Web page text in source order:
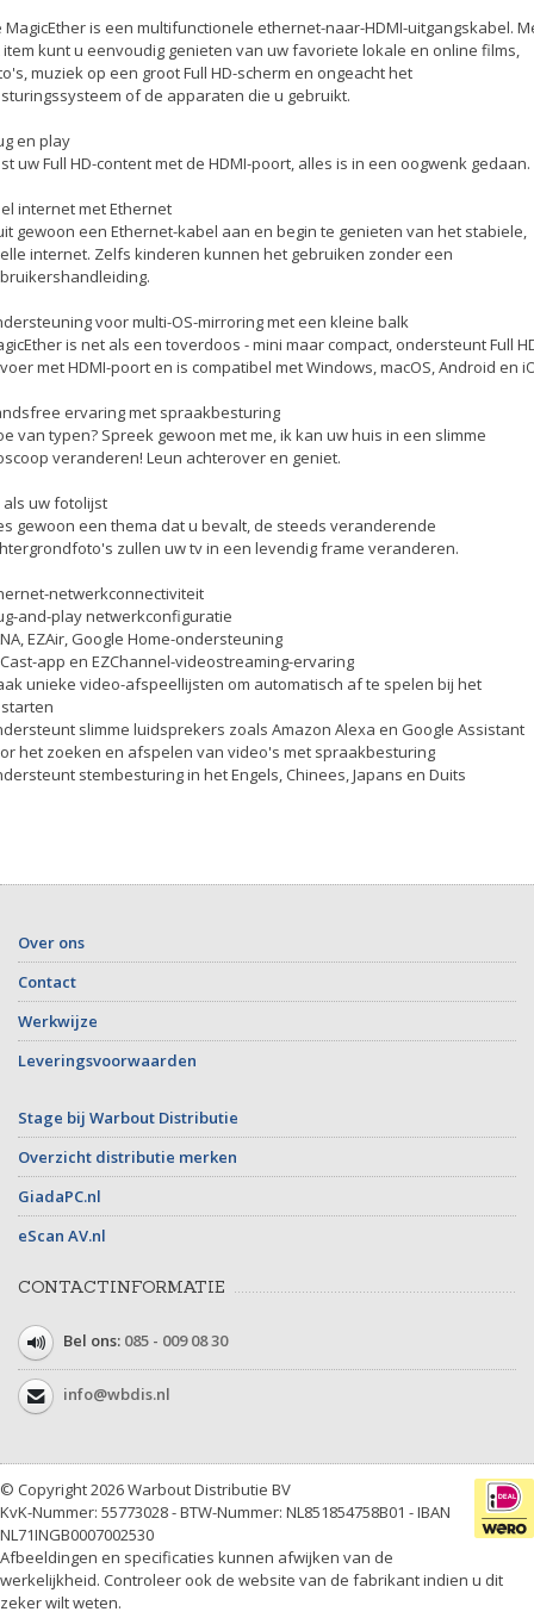
MagicEther is een multifunctionele ethernet-naar-HDMI-uitgangskabel.
item kunt u eenvoudig genieten van uw favoriete lokale en online films,
muziek op een groot Full HD-scherm en ongeacht het
of de apparaten die u gebruikt.
en play
uw Full HD-content met de HDMI-poort, alles is in een oogwenk gedaan.
internet met Ethernet
gewoon een Ethernet-kabel aan en begin te genieten van het stabiele,
internet. Zelfs kinderen kunnen het gebruiken zonder een
voor multi-OS-mirroring met een kleine balk
is net als een toverdoos - mini maar compact, ondersteunt Full
met HDMI-poort en is compatibel met Windows, macOS, Android en
ervaring met spraakbesturing
van typen? Spreek gewoon met me, ik kan uw huis in een slimme
veranderen! Leun achterover en geniet.
als uw fotolijst
gewoon een thema dat u bevalt, de steeds veranderende
zullen uw tv in een levendig frame veranderen.
netwerkconnectiviteit
and-play netwerkconfiguratie
EZAir, Google Home-ondersteuning
app en EZChannel-videostreaming-ervaring
unieke video-afspeellijsten om automatisch af te spelen bij het
slimme luidsprekers zoals Amazon Alexa en Google Assistant
het zoeken en afspelen van video's met spraakbesturing
stembesturing in het Engels, Chinees, Japans en Duits
Over ons
Contact
Werkwijze
Leveringsvoorwaarden
Stage bij Warbout Distributie
Overzicht distributie merken
GiadaPC.nl
eScan AV.nl
CONTACTINFORMATIE
Bel ons: 085 - 009 08 30
info@wbdis.nl
© Copyright 2026 Warbout Distributie BV
KvK-Nummer: 55773028 - BTW-Nummer: NL851854758B01 - IBAN
NL71INGB0007002530
Afbeeldingen en specificaties kunnen afwijken van de
werkelijkheid. Controleer ook de website van de fabrikant indien u dit
zeker wilt weten.